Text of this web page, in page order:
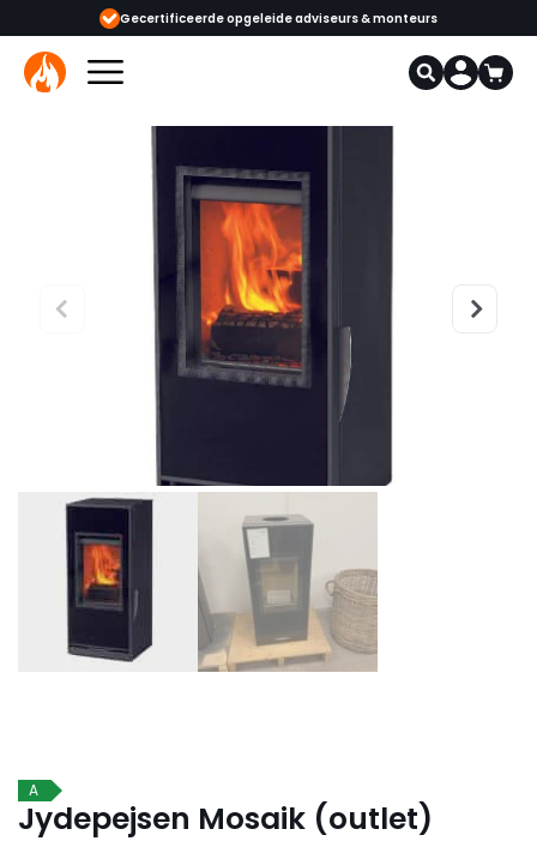
Gecertificeerde opgeleide adviseurs & monteurs
A
Jydepejsen Mosaik (outlet)